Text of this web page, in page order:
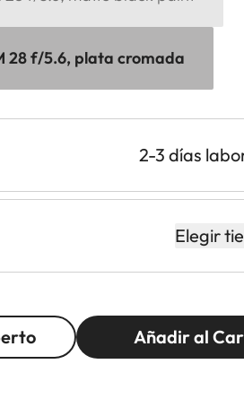
28 f/5.6, plata cromada
2-3 días
Elegir
Añadir al